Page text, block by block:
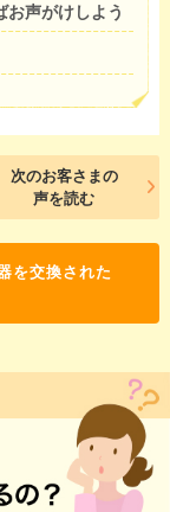
お声がけしよう
次のお客さまの
声を読む
を交換された